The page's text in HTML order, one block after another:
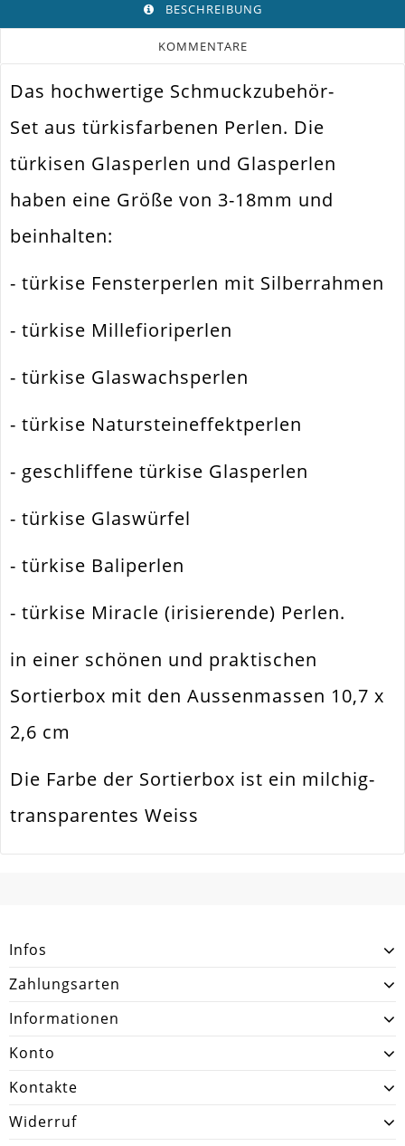
BESCHREIBUNG
KOMMENTARE
Farbe Türkis
Funktion Schmuckperle
Spezifikation Schmuckzubehör Set
Verwendung
Halsketten. Armbänder. Ohrringe.
Größe
Box 10.7 X 2.6 Cm
Form / Motiv Divers
Zusatzinfo Wird In Sortierbox Geliefert
Das hochwertige Schmuckzubehör-
Set aus türkisfarbenen Perlen. Die
türkisen Glasperlen und Glasperlen
haben eine Größe von 3-18mm und
beinhalten:
- türkise Fensterperlen mit Silberrahmen
- türkise Millefioriperlen
- türkise Glaswachsperlen
- türkise Natursteineffektperlen
- geschliffene türkise Glasperlen
- türkise Glaswürfel
- türkise Baliperlen
- türkise Miracle (irisierende) Perlen.
in einer schönen und praktischen
Sortierbox mit den Aussenmassen 10,7 x
2,6 cm
Die Farbe der Sortierbox ist ein milchig-
transparentes Weiss
Infos
Zahlungsarten
Informationen
Konto
Kontakte
Widerruf